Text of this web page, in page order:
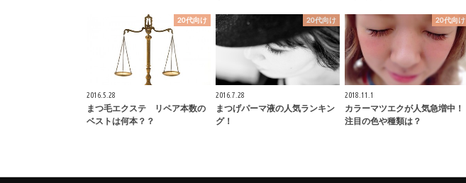
20代向け
2016.5.28
まつ毛エクステ リペア本数の
ベストは何本？？
20代向け
2016.7.28
まつげパーマ液の人気ランキン
グ！
20代向け
2018.11.1
カラーマツエクが人気急増中！
注目の色や種類は？